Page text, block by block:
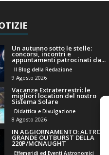
Un autunno sotto le stelle:
concorsi, incontri e
appuntamenti patrocinati da...
Il Blog della Redazione
9 Agosto 2026
Vacanze Extraterrestri: le
migliori location del nostro
Sistema Solare
Didattica e Divulgazione
8 Agosto 2026
IN AGGIORNAMENTO: ALTRO
GRANDE OUTBURST DELLA
220P/MCNAUGHT
Effemeridi ed Eventi Astronomici